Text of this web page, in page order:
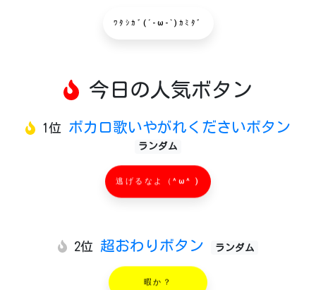
ﾜﾀｼｶﾞ(´-ω-`)ｶﾐﾀﾞ
今日の人気ボタン
1位 ボカロ歌いやがれくださいボタン
ランダム
逃げるなよ（^ω^ )
2位 超おわりボタン ランダム
暇か？